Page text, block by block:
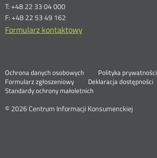
T: +48 22 33 04 000
F: +48 22 53 49 162
Formularz kontaktowy
Ochrona danych osobowych Polityka prywatności
Formularz zgłoszeniowy
Nowa
karta
Deklaracja dostępności
Standardy ochrony małoletnich
© 2026 Centrum Informacji Konsumenckiej